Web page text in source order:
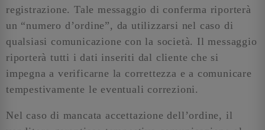
registrazione. Tale messaggio di conferma riporterà
un “numero d’ordine”, da utilizzarsi nel caso di
qualsiasi comunicazione con la società. Il messaggio
riporterà tutti i dati inseriti dal cliente che si
impegna a verificarne la correttezza e a comunicare
tempestivamente le eventuali correzioni.
Nel caso di mancata accettazione dell’ordine, il